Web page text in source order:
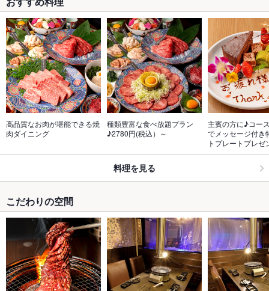
高品質なお肉が堪能できる焼
肉ダイニング
種類豊富な食べ放題プラン
♪2780円(税込）～
主賓の方に♪コー
でメッセージ付き
トプレートプレゼ
料理を見る
こだわりの空間